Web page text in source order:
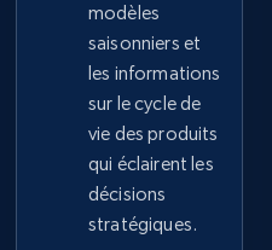
products from
description,
Variations, and
modèles
saisonniers et
les informations
sur le cycle de
vie des produits
qui éclairent les
décisions
stratégiques.